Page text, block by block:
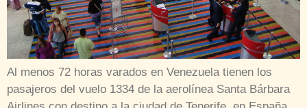
Reinaldo Dos Santos vuelve a escribirle a Venezuela:
“Intentarán eliminar las redes sociales”